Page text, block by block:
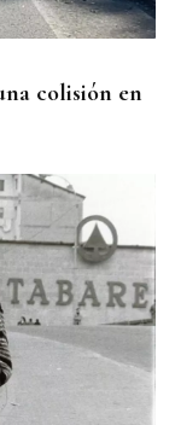
colisión en